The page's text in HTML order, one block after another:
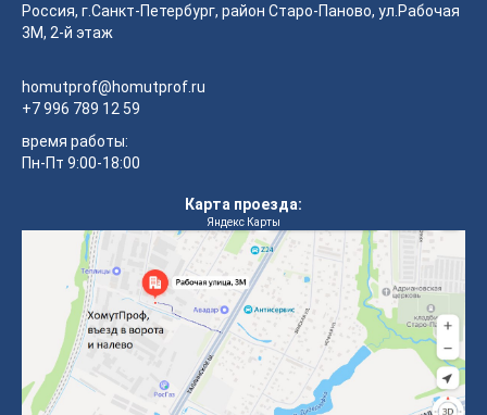
Россия, г.Санкт-Петербург, район Старо-Паново, ул.Рабочая
3М, 2-й этаж
homutprof@homutprof.ru
+7 996 789 12 59
время работы:
Пн-Пт 9:00-18:00
Карта проезда:
Яндекс Карты